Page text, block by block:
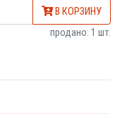
В КОРЗИНУ
продано: 1 шт.